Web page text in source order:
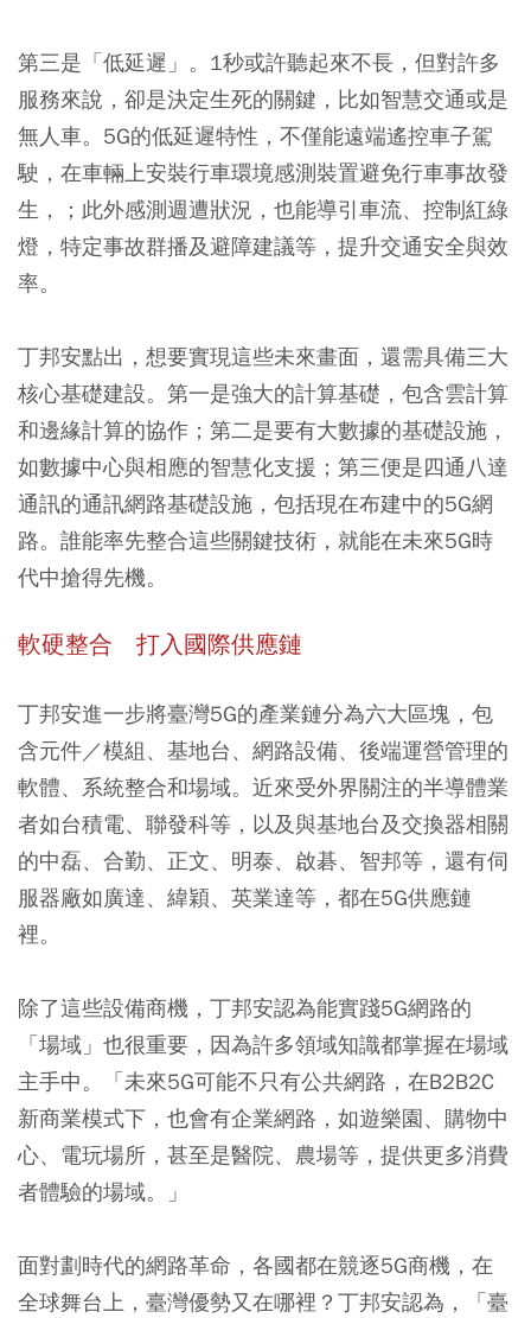
第三是「低延遲」。1秒或許聽起來不長，但對許多
服務來說，卻是決定生死的關鍵，比如智慧交通或是
無人車。5G的低延遲特性，不僅能遠端遙控車子駕
駛，在車輛上安裝行車環境感測裝置避免行車事故發
生，；此外感測週遭狀況，也能導引車流、控制紅綠
燈，特定事故群播及避障建議等，提升交通安全與效
率。
丁邦安點出，想要實現這些未來畫面，還需具備三大
核心基礎建設。第一是強大的計算基礎，包含雲計算
和邊緣計算的協作；第二是要有大數據的基礎設施，
如數據中心與相應的智慧化支援；第三便是四通八達
通訊的通訊網路基礎設施，包括現在布建中的5G網
路。誰能率先整合這些關鍵技術，就能在未來5G時
代中搶得先機。
軟硬整合 打入國際供應鏈
丁邦安進一步將臺灣5G的產業鏈分為六大區塊，包
含元件／模組、基地台、網路設備、後端運營管理的
軟體、系統整合和場域。近來受外界關注的半導體業
者如台積電、聯發科等，以及與基地台及交換器相關
的中磊、合勤、正文、明泰、啟碁、智邦等，還有伺
服器廠如廣達、緯穎、英業達等，都在5G供應鏈
裡。
除了這些設備商機，丁邦安認為能實踐5G網路的
「場域」也很重要，因為許多領域知識都掌握在場域
主手中。「未來5G可能不只有公共網路，在B2B2C
新商業模式下，也會有企業網路，如遊樂園、購物中
心、電玩場所，甚至是醫院、農場等，提供更多消費
者體驗的場域。」
面對劃時代的網路革命，各國都在競逐5G商機，在
全球舞台上，臺灣優勢又在哪裡？丁邦安認為，「臺